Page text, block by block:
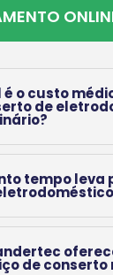
é o custo
de
tempo leva
de conserto